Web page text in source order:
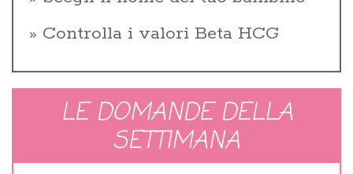
Controlla i valori Beta HCG
LE DOMANDE DELLA
SETTIMANA